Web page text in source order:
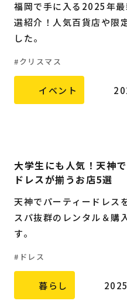
福岡で手に入る2025年
選紹介！人気百貨店や限
した。
クリスマス
イベント
大学生にも人気！天神
ドレスが揃うお店5選
天神でパーティードレス
スパ抜群のレンタル＆購
す。
ドレス
暮らし